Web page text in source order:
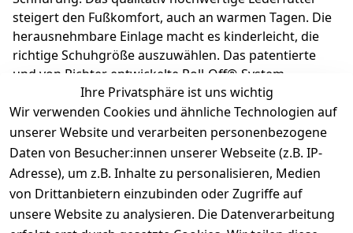
steigert den Fußkomfort, auch an warmen Tagen. Die
herausnehmbare Einlage macht es kinderleicht, die
richtige Schuhgröße auszuwählen. Das patentierte
und von Richter entwickelte Roll-Off®-System
garantiert eine flexible Sohle, die das natürliche
Wachstum der Füße unterstützt. Richter Kinderschuhe
- Kids shoes since 1893.
Produktdetails
Kundenrezensionen
Ihre Privatsphäre ist uns wichtig
Wir verwenden Cookies und ähnliche Technologien auf
unserer Website und verarbeiten personenbezogene
Daten von Besucher:innen unserer Webseite (z.B. IP-
Adresse), um z.B. Inhalte zu personalisieren, Medien
von Drittanbietern einzubinden oder Zugriffe auf
unsere Website zu analysieren. Die Datenverarbeitung